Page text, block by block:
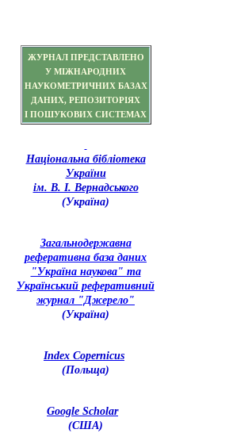
ЖУРНАЛ ПРЕДСТАВЛЕНО
У МІЖНАРОДНИХ
НАУКОМЕТРИЧНИХ БАЗАХ
ДАНИХ, РЕПОЗИТОРІЯХ
І ПОШУКОВИХ СИСТЕМАХ
Національна бібліотека
України
ім. В. І. Вернадського
(Україна)
Загальнодержавна
реферативна база даних
"Україна наукова" та
Український реферативний
журнал "Джерело"
(Україна)
Index Copernicus
(Польща)
Google Scholar
(США)